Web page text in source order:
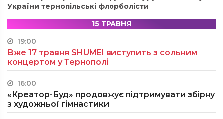
України тернопільські флорболісти
15 ТРАВНЯ
19:00
Вже 17 травня SHUMEI виступить з сольним
концертом у Тернополі
16:00
«Креатор-Буд» продовжує підтримувати збірну
з художньої гімнастики